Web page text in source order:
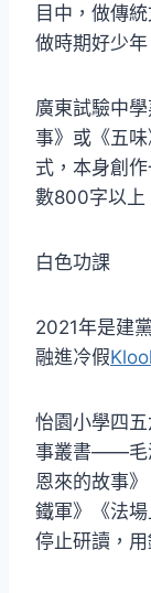
目中，做傳
做時期好少年
廣東試驗中
事》或《五
式，本身創
數800字以上
白色功課
2021年是建
融進冷假
怡園小學四
事叢書——毛
恩來的故事
鐵軍》《法
停止研讀，